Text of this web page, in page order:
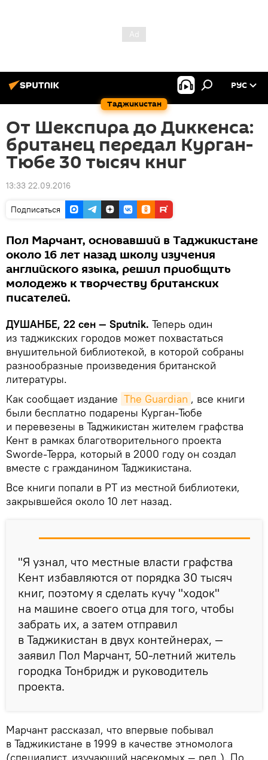
Таджикистан
РУС
От Шекспира до Диккенса:
британец передал Курган-
Тюбе 30 тысяч книг
13:33 22.09.2016
Подписаться
Пол Марчант, основавший в Таджикистане
около 16 лет назад школу изучения
английского языка, решил приобщить
молодежь к творчеству британских
писателей.
ДУШАНБЕ, 22 сен — Sputnik. Теперь один
из таджикских городов может похвастаться
внушительной библиотекой, в которой собраны
разнообразные произведения британской
литературы.
Как сообщает издание The Guardian , все книги
были бесплатно подарены Курган-Тюбе
и перевезены в Таджикистан жителем графства
Кент в рамках благотворительного проекта
Sworde-Teppa, который в 2000 году он создал
вместе с гражданином Таджикистана.
Все книги попали в РТ из местной библиотеки,
закрывшейся около 10 лет назад.
"Я узнал, что местные власти графства
Кент избавляются от порядка 30 тысяч
книг, поэтому я сделать кучу "ходок"
на машине своего отца для того, чтобы
забрать их, а затем отправил
в Таджикистан в двух контейнерах, —
заявил Пол Марчант, 50-летний житель
городка Тонбридж и руководитель
проекта.
Марчант рассказал, что впервые побывал
в Таджикистане в 1999 в качестве этномолога